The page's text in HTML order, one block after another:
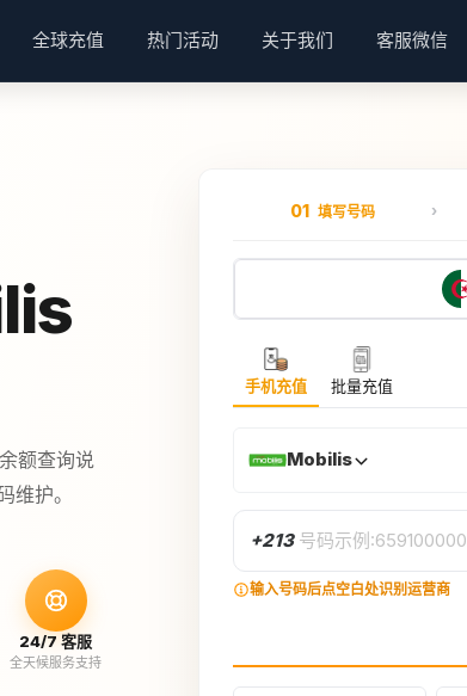
全球充值 热门活动 关于我们 客服微信
额查询说
护。
24/7 客服
全天候服务支持
01 填写号码
手机充值 批量充值
Mobilis
+213 号码示例:659100000
输入号码后点空白处识别运营商